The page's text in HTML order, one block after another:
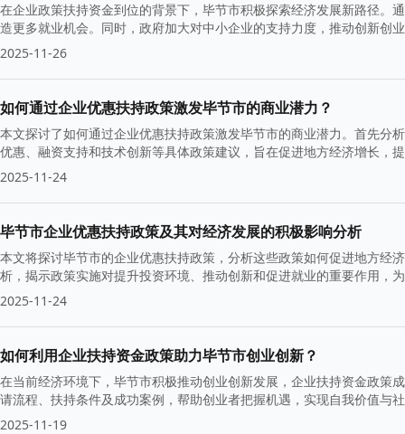
在企业政策扶持资金到位的背景下，毕节市积极探索经济发展新路径。
造更多就业机会。同时，政府加大对中小企业的支持力度，推动创新创
2025-11-26
如何通过企业优惠扶持政策激发毕节市的商业潜力？
本文探讨了如何通过企业优惠扶持政策激发毕节市的商业潜力。首先分
优惠、融资支持和技术创新等具体政策建议，旨在促进地方经济增长，
2025-11-24
毕节市企业优惠扶持政策及其对经济发展的积极影响分析
本文将探讨毕节市的企业优惠扶持政策，分析这些政策如何促进地方经
析，揭示政策实施对提升投资环境、推动创新和促进就业的重要作用，
2025-11-24
如何利用企业扶持资金政策助力毕节市创业创新？
在当前经济环境下，毕节市积极推动创业创新发展，企业扶持资金政策
请流程、扶持条件及成功案例，帮助创业者把握机遇，实现自我价值与
间。
2025-11-19